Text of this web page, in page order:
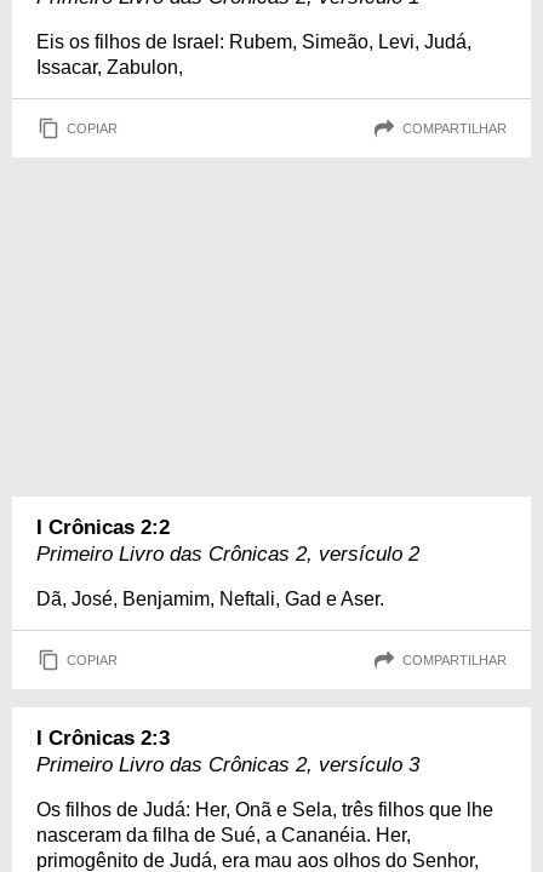
Eis os filhos de Israel: Rubem, Simeão, Levi, Judá,
Issacar, Zabulon,
COPIAR COMPARTILHAR
I Crônicas 2:2
Primeiro Livro das Crônicas 2, versículo 2
Dã, José, Benjamim, Neftali, Gad e Aser.
COPIAR COMPARTILHAR
I Crônicas 2:3
Primeiro Livro das Crônicas 2, versículo 3
Os filhos de Judá: Her, Onã e Sela, três filhos que lhe
nasceram da filha de Sué, a Cananéia. Her,
primogênito de Judá, era mau aos olhos do Senhor,